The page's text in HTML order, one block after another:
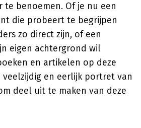
te benoemen. Of je nu een
die probeert te begrijpen
zo direct zijn, of een
eigen achtergrond wil
en artikelen op deze
veelzijdig en eerlijk portret van
deel uit te maken van deze